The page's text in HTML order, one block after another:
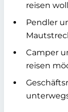
reisen
Pendler
Camper
reisen